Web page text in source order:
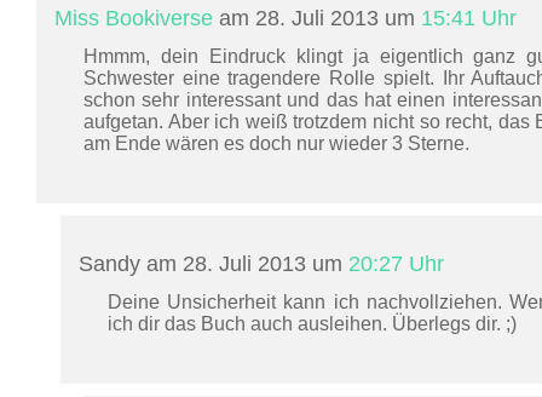
Miss Bookiverse am 28. Juli 2013 um 15:41 Uhr
Hmmm, dein Eindruck klingt ja eigentlich ganz
Schwester eine tragendere Rolle spielt. Ihr
schon sehr interessant und das hat einen
aufgetan. Aber ich weiß trotzdem nicht so recht, das
am Ende wären es doch nur wieder 3 Sterne.
Sandy am 28. Juli 2013 um 20:27 Uhr
Deine Unsicherheit kann ich nachvollziehen.
ich dir das Buch auch ausleihen. Überlegs dir. ;)